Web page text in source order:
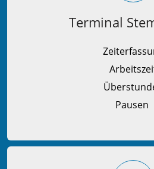
Terminal
Pausen